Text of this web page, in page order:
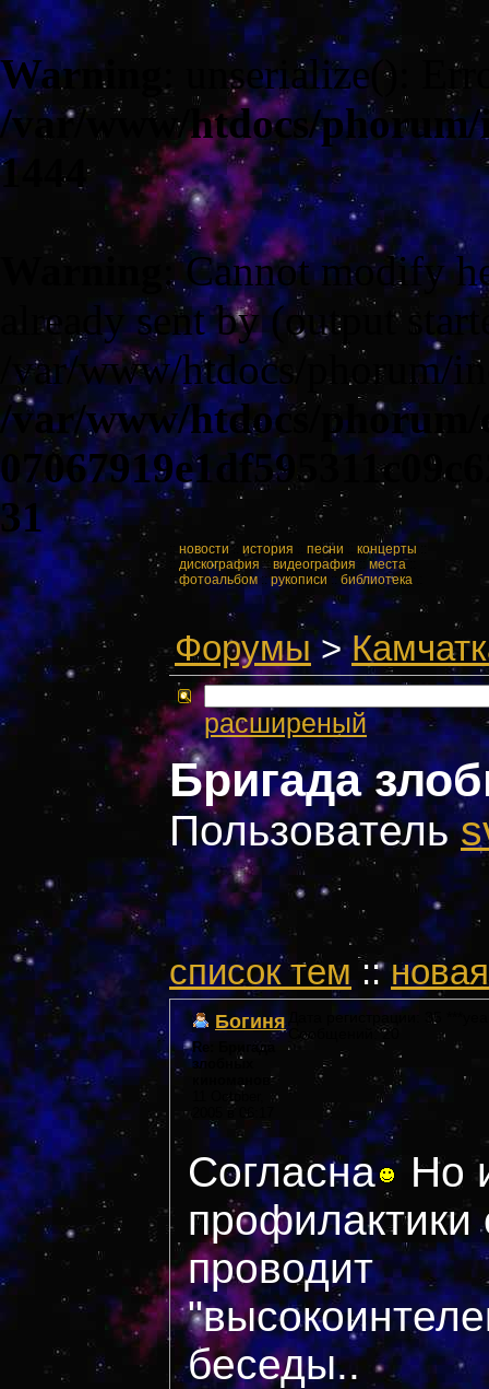
Warning
: unserialize():
/var/www/htdocs/
1444
Warning
: Cannot modify
already sent by (output
/var/www/htdocs/phorum/
/var/www/htdocs/
31
новости :: история песни концерты
дискография ::видеография::места::
::фотоальбом ::рукописи библиотека
Форумы>
расширеный
Бригада
Пользователь
cписок тем ::
Богиня
Re: Бригада
злобных
Дата регистрации: 35
Сообщений: 20
Согласна Но
проводит
беседы..